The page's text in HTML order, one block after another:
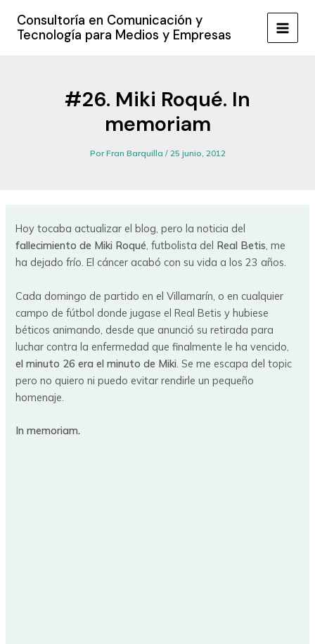
contenido
Consultoría en Comunicación y
Tecnología para Medios y Empresas
MAIN
#26. Miki Roqué. In
memoriam
PorFran Barquilla / 25 junio, 2012
Hoy tocaba actualizar el blog, pero la noticia del
fallecimiento de Miki Roqué, futbolista del Real Betis, me
ha dejado frío. El cáncer acabó con su vida a los 23 años.
Cada domingo de partido en el Villamarín, o en cualquier
campo de fútbol donde jugase el Real Betis y hubiese
béticos animando, desde que anunció su retirada para
luchar contra la enfermedad que finalmente le ha vencido,
el minuto 26 era el minuto de Miki . Se me escapa del topic
pero no quiero ni puedo evitar rendirle un pequeño
homenaje.
In memoriam.